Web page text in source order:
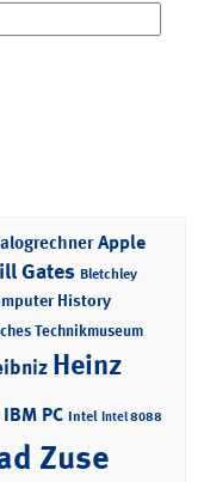
Apple
Gates Bletchley
History
Technikmuseum
Heinz
IBM PC Intel Intel 8088
Zuse